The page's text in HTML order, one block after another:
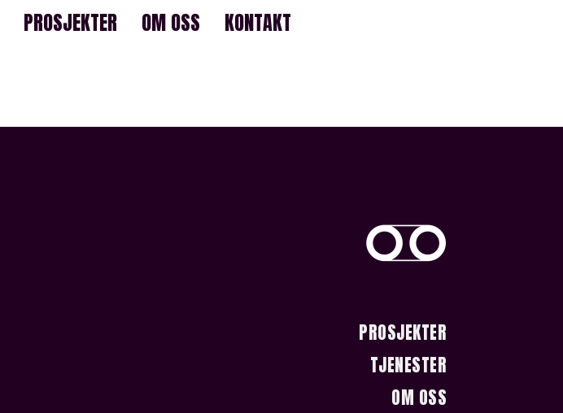
PROSJEKTER OM OSS KONTAKT
PROSJEKTER
TJENESTER
OM OSS